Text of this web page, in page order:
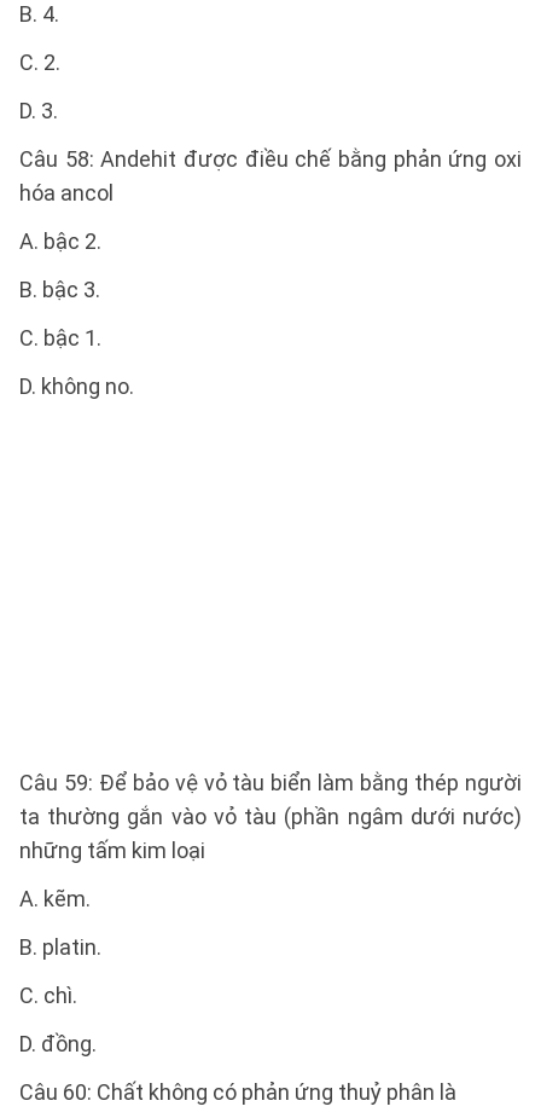
B. 4.
C. 2.
D. 3.
Câu 58: Andehit được điều chế bằng phản ứng oxi
hóa ancol
A. bậc 2.
B. bậc 3.
C. bậc 1.
D. không no.
Câu 59: Để bảo vệ vỏ tàu biển làm bằng thép người
ta thường gắn vào vỏ tàu (phần ngâm dưới nước)
những tấm kim loại
A. kẽm.
B. platin.
C. chì.
D. đồng.
Câu 60: Chất không có phản ứng thuỷ phân là